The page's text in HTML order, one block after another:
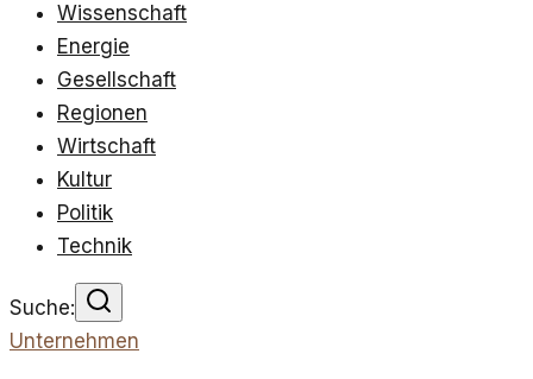
Wissenschaft
Energie
Gesellschaft
Regionen
Wirtschaft
Kultur
Politik
Technik
Suche:
Unternehmen